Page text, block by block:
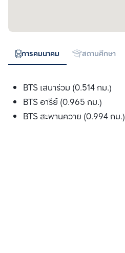
การคมนาคม สถานศึกษา
BTS เสนาร่วม (0.514 กม.)
BTS อารีย์ (0.965 กม.)
BTS สะพานควาย (0.994 กม.)